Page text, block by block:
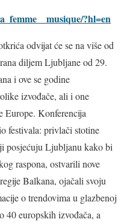
?hl=en
odvijat će se na više od
diljem Ljubljane od 29.
i ove se godine
izvođače, ali i one
Europe. Konferencija
festivala: privlači stotine
posjećuju Ljubljanu kako bi
raspona, ostvarili nove
Balkana, ojačali svoju
o trendovima u glazbenoj
40 europskih izvođača, a